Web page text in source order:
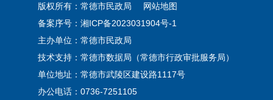
版权所有：常德市民政局
网站地图
备案序号： 湘ICP备2023031904号-1
主办单位：常德市民政局
技术支持：常德市数据局（常德市行政审批服务局）
单位地址：常德市武陵区建设路1117号
办公电话：0736-7251105